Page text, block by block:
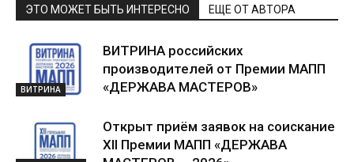
ЭТО МОЖЕТ БЫТЬ ИНТЕРЕСНО ЕЩЕ ОТ АВТОРА
ВИТРИНА
ВИТРИНА российских
производителей от Премии МАПП
«ДЕРЖАВА МАСТЕРОВ»
Открыт приём заявок на соискание
XII Премии МАПП «ДЕРЖАВА